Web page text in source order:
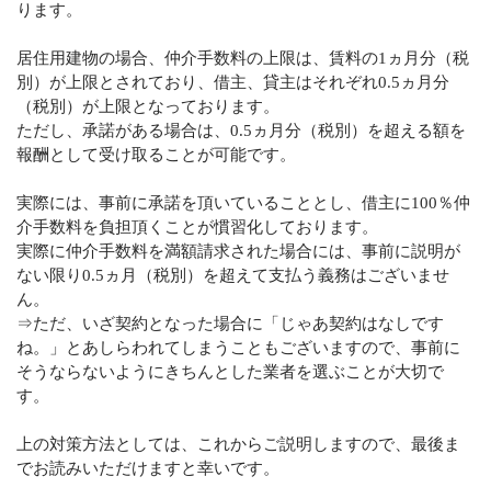
ります。
居住用建物の場合、仲介手数料の上限は、賃料の1ヵ月分（税
別）が上限とされており、借主、貸主はそれぞれ0.5ヵ月分
（税別）が上限となっております。
ただし、承諾がある場合は、0.5ヵ月分（税別）を超える額を
報酬として受け取ることが可能です。
実際には、事前に承諾を頂いていることとし、借主に100％仲
介手数料を負担頂くことが慣習化しております。
実際に仲介手数料を満額請求された場合には、事前に説明が
ない限り0.5ヵ月（税別）を超えて支払う義務はございませ
ん。
⇒ただ、いざ契約となった場合に「じゃあ契約はなしです
ね。」とあしらわれてしまうこともございますので、事前に
そうならないようにきちんとした業者を選ぶことが大切で
す。
上の対策方法としては、これからご説明しますので、最後ま
でお読みいただけますと幸いです。